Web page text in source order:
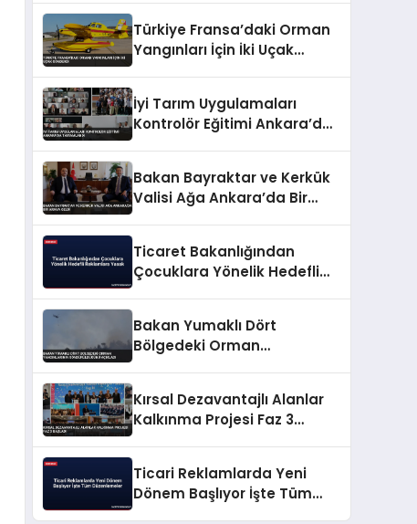
Türkiye Fransa’daki Orman
Yangınları İçin İki Uçak
İyi Tarım Uygulamaları
Kontrolör Eğitimi Ankara’da
Bakan Bayraktar ve Kerkük
Valisi Ağa Ankara’da Bir
Ticaret Bakanlığından
Çocuklara Yönelik Hedefli
Bakan Yumaklı Dört
Bölgedeki Orman
Kırsal Dezavantajlı Alanlar
Kalkınma Projesi Faz 3
Ticari Reklamlarda Yeni
Dönem Başlıyor İşte Tüm